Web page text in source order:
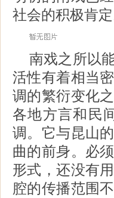
社会的积极肯定
南戏之所以
活性有着相当
调的繁衍变化
各地方言和民
调。它与昆山
曲的前身。必
形式，还没有
腔的传播范围